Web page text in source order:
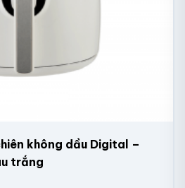
không dầu Digital –
trắng